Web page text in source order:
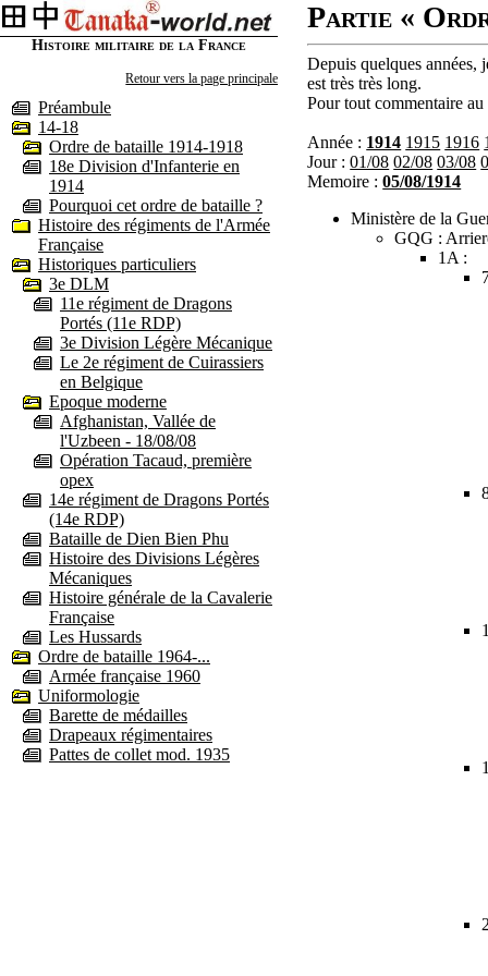
Histoire militaire de la France
Retour vers la page principale
Préambule
14-18
Ordre de bataille 1914-1918
18e Division d'Infanterie en
1914
Pourquoi cet ordre de bataille ?
Histoire des régiments de l'Armée
Française
Historiques particuliers
3e DLM
11e régiment de Dragons
Portés (11e RDP)
3e Division Légère Mécanique
Le 2e régiment de Cuirassiers
en Belgique
Epoque moderne
Afghanistan, Vallée de
l'Uzbeen - 18/08/08
Opération Tacaud, première
opex
14e régiment de Dragons Portés
(14e RDP)
Bataille de Dien Bien Phu
Histoire des Divisions Légères
Mécaniques
Histoire générale de la Cavalerie
Française
Les Hussards
Ordre de bataille 1964-...
Armée française 1960
Uniformologie
Barette de médailles
Drapeaux régimentaires
Pattes de collet mod. 1935
Partie «
Depuis quelques années,
est très très long.
Pour tout commentaire
Année : 1914 1915 1916
Jour :01/08 02/08 03/08
Memoire :05/08/1914
Ministère de la
GQG :
1A :